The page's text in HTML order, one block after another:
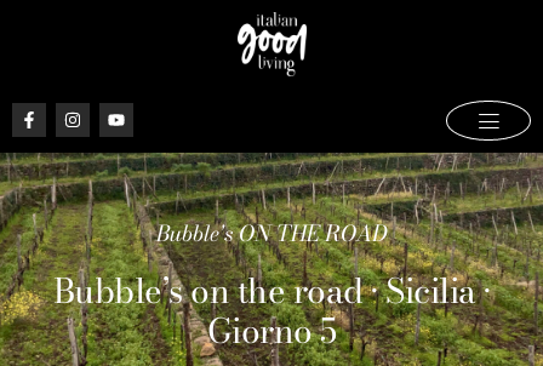
Bubble's ON THE ROAD
Bubble’s on the road • Sicilia •
Giorno 5